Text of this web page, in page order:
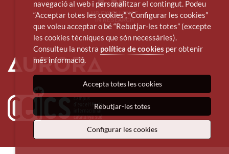
navegació al web i personalitzar el contingut. Podeu
“Acceptar totes les cookies”, “Configurar les cookies”
que voleu acceptar o bé “Rebutjar-les totes” (excepte
les cookies tècniques que són necessàries).
Consulteu la nostra política de cookies per obtenir
més informació.
Accepta totes les cookies
Rebutjar-les totes
Configurar les cookies